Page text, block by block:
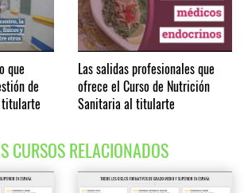
que
de
titularte
Las salidas profesionales que
ofrece el Curso de Nutrición
Sanitaria al titularte
CURSOS RELACIONADOS